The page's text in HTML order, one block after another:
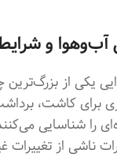
یکی از
برای کاشت،
را شناسایی
ناشی از تغییرات